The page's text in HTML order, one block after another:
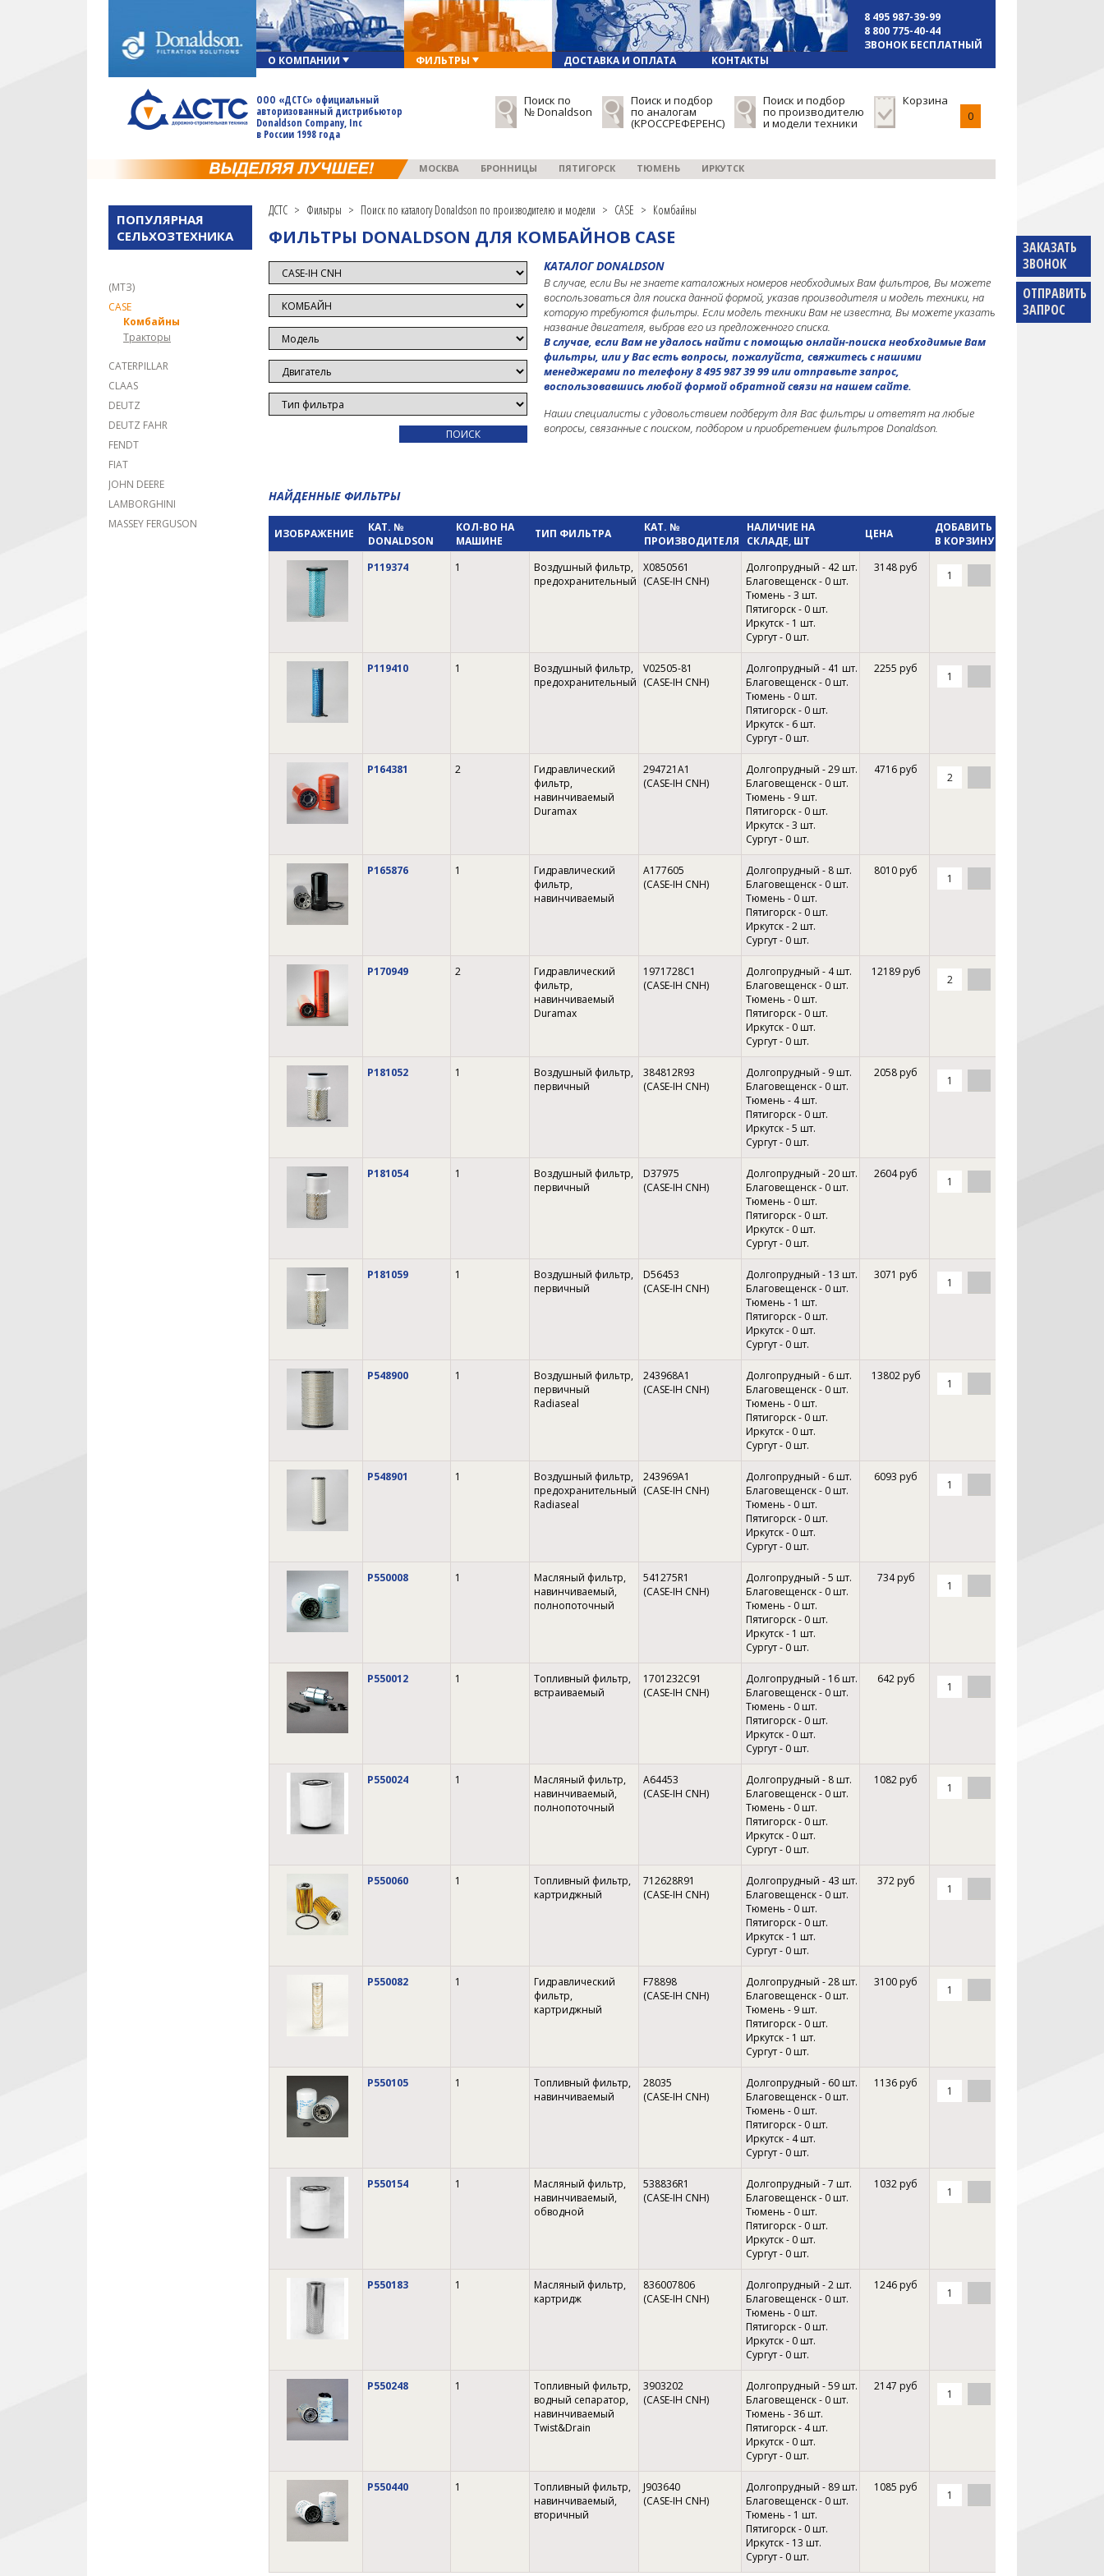
О КОМПАНИИ ФИЛЬТРЫ ДОСТАВКА И ОПЛАТА КОНТАКТЫ
8 495 987-39-99
8 800 775-40-44
ЗВОНОК БЕСПЛАТНЫЙ
ООО «ДСТС» официальный
авторизованный дистрибьютор
Donaldson Company, Inc
в России 1998 года
Поиск по
№ Donaldson
Поиск и подбор
по аналогам
(КРОССРЕФЕРЕНС)
Поиск и подбор
по производителю
и модели техники
Корзина
0
МОСКВА БРОННИЦЫ ПЯТИГОРСК ТЮМЕНЬ ИРКУТСК
ЗАКАЗАТЬ
ЗВОНОК
ОТПРАВИТЬ
ЗАПРОС
ПОПУЛЯРНАЯ
СЕЛЬХОЗТЕХНИКА
AGCO
ANTONIO CARRARO
(МТЗ)
CASE
Комбайны
Тракторы
CATERPILLAR
CLAAS
DEUTZ
DEUTZ FAHR
FENDT
FIAT
JOHN DEERE
LAMBORGHINI
MASSEY FERGUSON
ДСТС > Фильтры > Поиск по каталогу Donaldson по производителю и модели > CASE > Комбайны
ФИЛЬТРЫ DONALDSON ДЛЯ КОМБАЙНОВ CASE
КАТАЛОГ DONALDSON
В случае, если Вы не знаете каталожных номеров необходимых Вам фильтров, Вы можете
воспользоваться для поиска данной формой, указав производителя и модель техники, на
которую требуются фильтры. Если модель техники Вам не известна, Вы можете указать
название двигателя, выбрав его из предложенного списка.
В случае, если Вам не удалось найти с помощью онлайн-поиска необходимые Вам
фильтры, или у Вас есть вопросы, пожалуйста, свяжитесь с нашими
менеджерами по телефону 8 495 987 39 99 или отправьте запрос,
воспользовавшись любой формой обратной связи на нашем сайте.
Наши специалисты с удовольствием подберут для Вас фильтры и ответят на любые
вопросы, связанные с поиском, подбором и приобретением фильтров Donaldson.
НАЙДЕННЫЕ ФИЛЬТРЫ
ИЗОБРАЖЕНИЕ
КАТ. №
DONALDSON
КОЛ-ВО НА
МАШИНЕ
ТИП ФИЛЬТРА
КАТ. №
ПРОИЗВОДИТЕЛЯ
НАЛИЧИЕ НА
СКЛАДЕ, ШТ
ЦЕНА
ДОБАВИТЬ
В КОРЗИНУ
P119374
1
Воздушный фильтр,
предохранительный
X0850561
(CASE-IH CNH)
Долгопрудный - 42 шт.
Благовещенск - 0 шт.
Тюмень - 3 шт.
Пятигорск - 0 шт.
Иркутск - 1 шт.
Сургут - 0 шт.
3148 руб
P119410 1
Воздушный фильтр,
предохранительный
V02505-81
(CASE-IH CNH)
Долгопрудный - 41 шт.
Благовещенск - 0 шт.
Тюмень - 0 шт.
Пятигорск - 0 шт.
Иркутск - 6 шт.
Сургут - 0 шт.
2255 руб
P164381 2
Гидравлический
фильтр,
навинчиваемый
Duramax
294721A1
(CASE-IH CNH)
Долгопрудный - 29 шт.
Благовещенск - 0 шт.
Тюмень - 9 шт.
Пятигорск - 0 шт.
Иркутск - 3 шт.
Сургут - 0 шт.
4716 руб
P165876 1
Гидравлический
фильтр,
навинчиваемый
A177605
(CASE-IH CNH)
Долгопрудный - 8 шт.
Благовещенск - 0 шт.
Тюмень - 0 шт.
Пятигорск - 0 шт.
Иркутск - 2 шт.
Сургут - 0 шт.
8010 руб
P170949 2
Гидравлический
фильтр,
навинчиваемый
Duramax
1971728C1
(CASE-IH CNH)
Долгопрудный - 4 шт.
Благовещенск - 0 шт.
Тюмень - 0 шт.
Пятигорск - 0 шт.
Иркутск - 0 шт.
Сургут - 0 шт.
12189 руб
P181052 1
Воздушный фильтр,
первичный
384812R93
(CASE-IH CNH)
Долгопрудный - 9 шт.
Благовещенск - 0 шт.
Тюмень - 4 шт.
Пятигорск - 0 шт.
Иркутск - 5 шт.
Сургут - 0 шт.
2058 руб
P181054 1
Воздушный фильтр,
первичный
D37975
(CASE-IH CNH)
Долгопрудный - 20 шт.
Благовещенск - 0 шт.
Тюмень - 0 шт.
Пятигорск - 0 шт.
Иркутск - 0 шт.
Сургут - 0 шт.
2604 руб
P181059 1
Воздушный фильтр,
первичный
D56453
(CASE-IH CNH)
Долгопрудный - 13 шт.
Благовещенск - 0 шт.
Тюмень - 1 шт.
Пятигорск - 0 шт.
Иркутск - 0 шт.
Сургут - 0 шт.
3071 руб
P548900 1
Воздушный фильтр,
первичный
Radiaseal
243968A1
(CASE-IH CNH)
Долгопрудный - 6 шт.
Благовещенск - 0 шт.
Тюмень - 0 шт.
Пятигорск - 0 шт.
Иркутск - 0 шт.
Сургут - 0 шт.
13802 руб
P548901 1
Воздушный фильтр,
предохранительный
Radiaseal
243969A1
(CASE-IH CNH)
Долгопрудный - 6 шт.
Благовещенск - 0 шт.
Тюмень - 0 шт.
Пятигорск - 0 шт.
Иркутск - 0 шт.
Сургут - 0 шт.
6093 руб
P550008 1
Масляный фильтр,
навинчиваемый,
полнопоточный
541275R1
(CASE-IH CNH)
Долгопрудный - 5 шт.
Благовещенск - 0 шт.
Тюмень - 0 шт.
Пятигорск - 0 шт.
Иркутск - 1 шт.
Сургут - 0 шт.
734 руб
P550012 1
Топливный фильтр,
встраиваемый
1701232C91
(CASE-IH CNH)
Долгопрудный - 16 шт.
Благовещенск - 0 шт.
Тюмень - 0 шт.
Пятигорск - 0 шт.
Иркутск - 0 шт.
Сургут - 0 шт.
642 руб
P550024 1
Масляный фильтр,
навинчиваемый,
полнопоточный
A64453
(CASE-IH CNH)
Долгопрудный - 8 шт.
Благовещенск - 0 шт.
Тюмень - 0 шт.
Пятигорск - 0 шт.
Иркутск - 0 шт.
Сургут - 0 шт.
1082 руб
P550060 1
Топливный фильтр,
картриджный
712628R91
(CASE-IH CNH)
Долгопрудный - 43 шт.
Благовещенск - 0 шт.
Тюмень - 0 шт.
Пятигорск - 0 шт.
Иркутск - 1 шт.
Сургут - 0 шт.
372 руб
P550082 1
Гидравлический
фильтр,
картриджный
F78898
(CASE-IH CNH)
Долгопрудный - 28 шт.
Благовещенск - 0 шт.
Тюмень - 9 шт.
Пятигорск - 0 шт.
Иркутск - 1 шт.
Сургут - 0 шт.
3100 руб
P550105 1
Топливный фильтр,
навинчиваемый
28035
(CASE-IH CNH)
Долгопрудный - 60 шт.
Благовещенск - 0 шт.
Тюмень - 0 шт.
Пятигорск - 0 шт.
Иркутск - 4 шт.
Сургут - 0 шт.
1136 руб
P550154 1
Масляный фильтр,
навинчиваемый,
обводной
538836R1
(CASE-IH CNH)
Долгопрудный - 7 шт.
Благовещенск - 0 шт.
Тюмень - 0 шт.
Пятигорск - 0 шт.
Иркутск - 0 шт.
Сургут - 0 шт.
1032 руб
P550183 1
Масляный фильтр,
картридж
836007806
(CASE-IH CNH)
Долгопрудный - 2 шт.
Благовещенск - 0 шт.
Тюмень - 0 шт.
Пятигорск - 0 шт.
Иркутск - 0 шт.
Сургут - 0 шт.
1246 руб
P550248 1
Топливный фильтр,
водный сепаратор,
навинчиваемый
Twist&Drain
3903202
(CASE-IH CNH)
Долгопрудный - 59 шт.
Благовещенск - 0 шт.
Тюмень - 36 шт.
Пятигорск - 4 шт.
Иркутск - 0 шт.
Сургут - 0 шт.
2147 руб
P550440 1
Топливный фильтр,
навинчиваемый,
вторичный
J903640
(CASE-IH CNH)
Долгопрудный - 89 шт.
Благовещенск - 0 шт.
Тюмень - 1 шт.
Пятигорск - 0 шт.
Иркутск - 13 шт.
Сургут - 0 шт.
1085 руб